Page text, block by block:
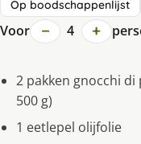
Op boodschappenlijst
Voor − 4 +
2 pakken gnocchi
500 g)
1 eetlepel olijfolie